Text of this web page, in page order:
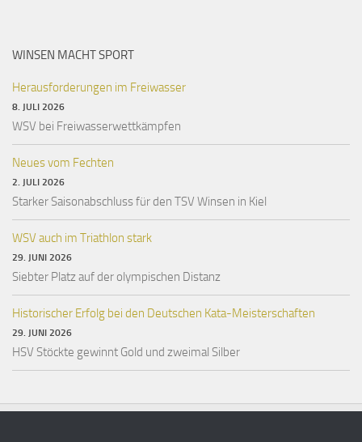
WINSEN MACHT SPORT
Herausforderungen im Freiwasser
8. JULI 2026
WSV bei Freiwasserwettkämpfen
Neues vom Fechten
2. JULI 2026
Starker Saisonabschluss für den TSV Winsen in Kiel
WSV auch im Triathlon stark
29. JUNI 2026
Siebter Platz auf der olympischen Distanz
Historischer Erfolg bei den Deutschen Kata-Meisterschaften
29. JUNI 2026
HSV Stöckte gewinnt Gold und zweimal Silber